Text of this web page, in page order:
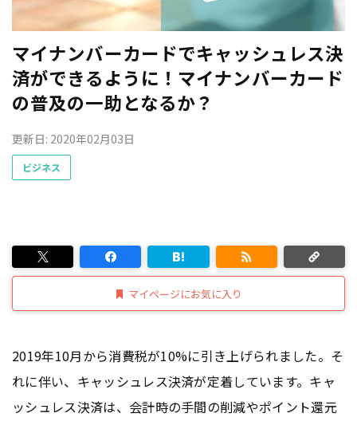
マイナンバーカードでキャッシュレス決
済ができるように！マイナンバーカード
の普及の一助となるか？
更新日: 2020年02月03日
ビジネス
マイページにお気に入り
2019年10月から消費税が10%に引き上げられました。そ
れに伴い、キャッシュレス決済が定着しています。キャ
ッシュレス決済は、会計時の手間の削減やポイント還元